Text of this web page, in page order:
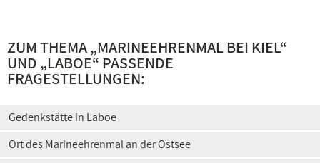
ZUM THEMA „MARINEEHRENMAL BEI KIEL“
UND „LABOE“ PASSENDE
FRAGESTELLUNGEN:
Gedenkstätte in Laboe
Ort des Marineehrenmal an der Ostsee